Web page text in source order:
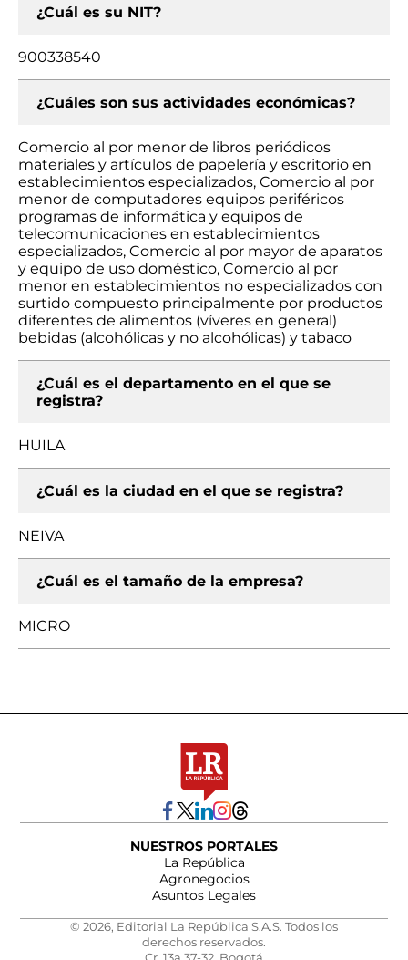
¿Cuál es su NIT?
900338540
¿Cuáles son sus actividades económicas?
Comercio al por menor de libros periódicos
materiales y artículos de papelería y escritorio en
establecimientos especializados, Comercio al por
menor de computadores equipos periféricos
programas de informática y equipos de
telecomunicaciones en establecimientos
especializados, Comercio al por mayor de aparatos
y equipo de uso doméstico, Comercio al por
menor en establecimientos no especializados con
surtido compuesto principalmente por productos
diferentes de alimentos (víveres en general)
bebidas (alcohólicas y no alcohólicas) y tabaco
¿Cuál es el departamento en el que se
registra?
HUILA
¿Cuál es la ciudad en el que se registra?
NEIVA
¿Cuál es el tamaño de la empresa?
MICRO
NUESTROS PORTALES
La República
Agronegocios
Asuntos Legales
© 2026, Editorial La República S.A.S. Todos los
derechos reservados.